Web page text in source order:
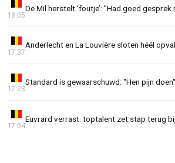
De Mil herstelt ‘foutje’: "Had goed gesprek
18:05
Anderlecht en La Louvière sloten héél
17:37
Standard is gewaarschuwd: "Hen pijn doen"
17:23
Euvrard verrast: toptalent zet stap terug
17:04